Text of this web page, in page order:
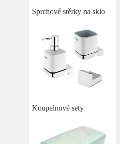
Sprchové stěrky na sklo
Koupelnové sety